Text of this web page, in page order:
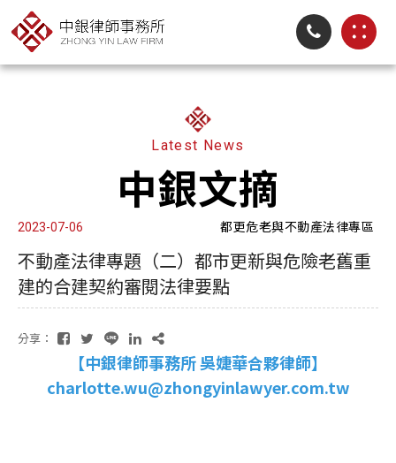
Latest News
中銀文摘
2023-07-06 都更危老與不動產法律專區
不動產法律專題（二）都市更新與危險老舊重
建的合建契約審閱法律要點
分享：
【中銀律師事務所 吳婕華合夥律師】
charlotte.wu@zhongyinlawyer.com.tw